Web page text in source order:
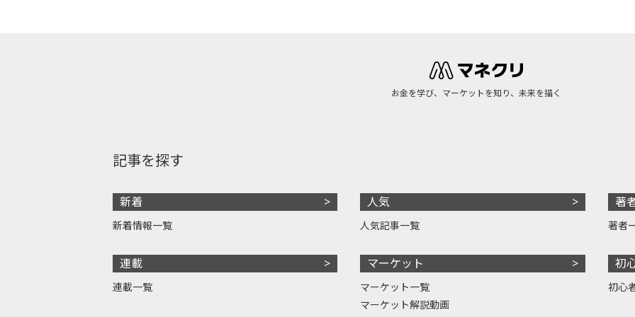
お金を学び、マーケットを知り、未来を描く
記事を探す
新着
新着情報一覧
連載
連載一覧
人気
人気記事一覧
マーケット
マーケット一覧
マーケット解説動画
著
著者
初
初心